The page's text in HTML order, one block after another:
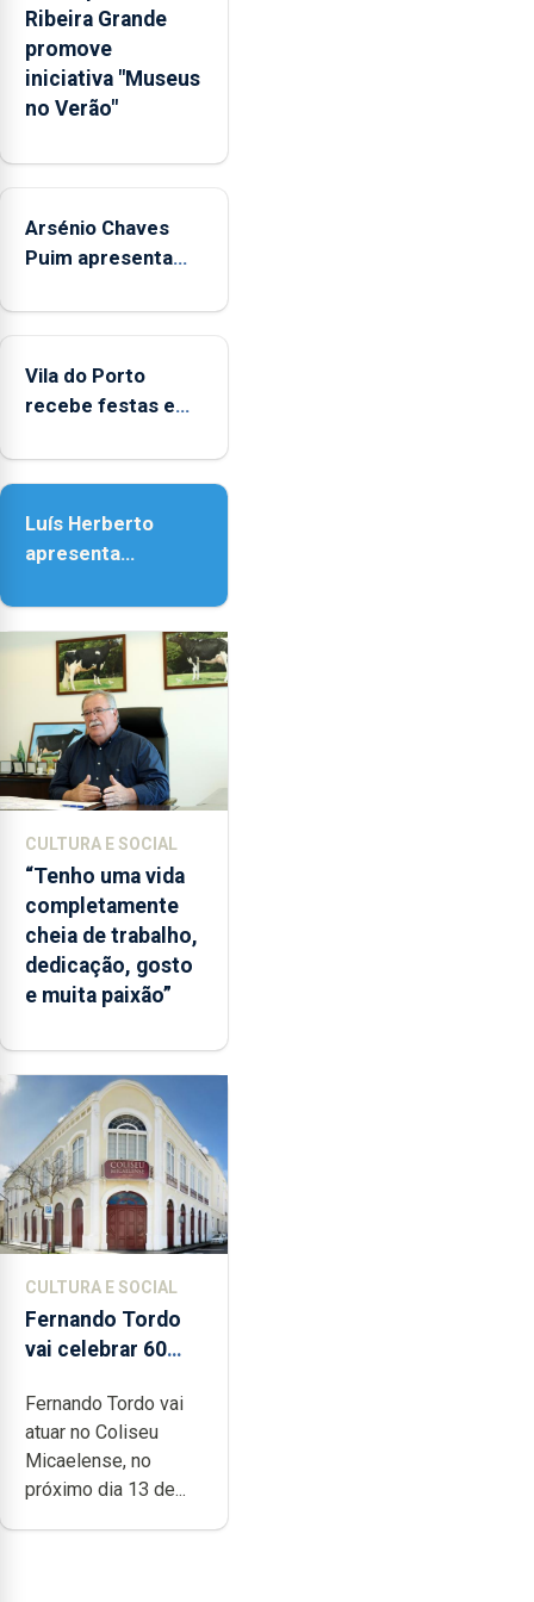
anunciou
o
Governo
Regional.
Ribeira Grande
promove
iniciativa "Museus
no Verão"
Arsénio Chaves
Puim apresenta
Biblioteca de Vila
Vila do Porto
recebe festas em
Senhora da
Luís Herberto
apresenta
Paisagem’
CULTURA E SOCIAL
“Tenho uma vida
completamente
cheia de trabalho,
dedicação, gosto
e muita paixão”
CULTURA E SOCIAL
Fernando Tordo
vai celebrar 60
no Coliseu
Micaelense
Fernando Tordo vai
atuar no Coliseu
Micaelense, no
próximo dia 13 de...